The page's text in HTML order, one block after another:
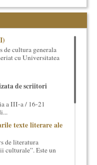
oamenii ei, pe
-, insa acum
culturii.
administram proiecte
finantare, marketing
concerte si
tinem cursuri de
si de alte feluri.
care il administreaza si
mai jos.
de cultura generala
cu Universitatea
de scriitori
a III-a / 16-21
texte literare ale
de literatura
culturale”. Este un